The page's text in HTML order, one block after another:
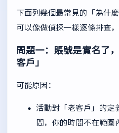
下面列幾個最常見的「為什
可以像做偵探一樣逐條排查
問題一：賬號是實名了
客戶」
可能原因：
活動對「老客戶」的定
間，你的時間不在範圍